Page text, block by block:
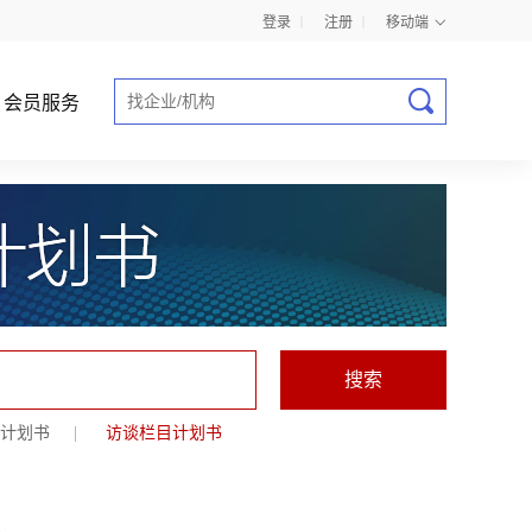
登录 注册 移动端
会员服务
商业计划书指导
划书 访谈栏目计划书